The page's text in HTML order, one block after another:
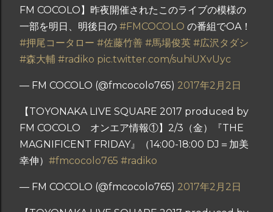
FM COCOLO】昨夜開催されたこのライブの模様の
一部を明日、明後日の #FMCOCOLO の番組でOA！
#押尾コータロー #佐藤竹善 #馬場俊英 #広沢タダシ
#森大輔 #radiko pic.twitter.com/suhiUXvUyc
— FM COCOLO (@fmcocolo765) 2017年2月2日
【TOYONAKA LIVE SQUARE 2017 produced by
FM COCOLO オンエア情報①】2/3（金）『THE
MAGNIFICENT FRIDAY』（14:00-18:00 DJ＝加美
幸伸） #fmcocolo765 #radiko
— FM COCOLO (@fmcocolo765) 2017年2月2日